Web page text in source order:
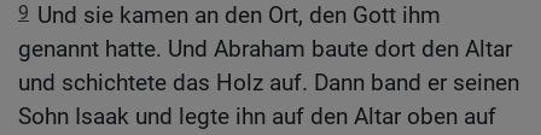
9 Und sie kamen an den Ort, den Gott ihm
genannt hatte. Und Abraham baute dort den Altar
und schichtete das Holz auf. Dann band er seinen
Sohn Isaak und legte ihn auf den Altar oben auf